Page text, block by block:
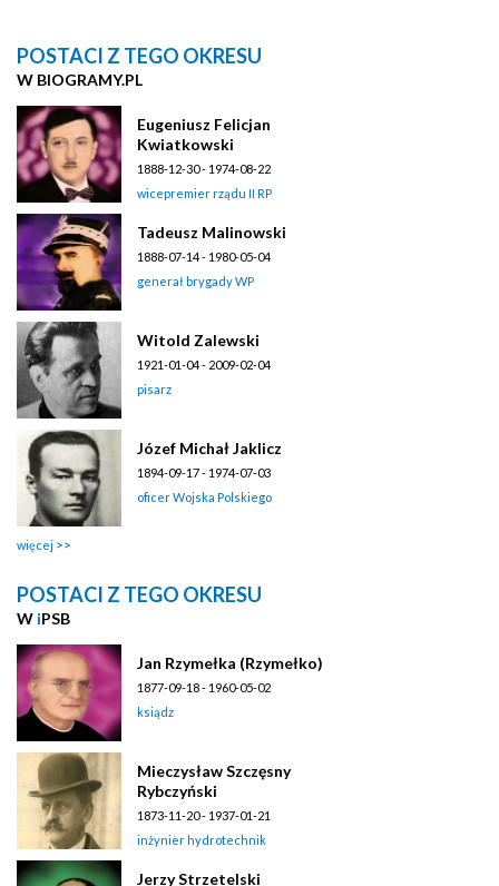
POSTACI Z TEGO OKRESU
W BIOGRAMY.PL
Eugeniusz Felicjan
Kwiatkowski
1888-12-30 - 1974-08-22
wicepremier rządu II RP
Tadeusz Malinowski
1888-07-14 - 1980-05-04
generał brygady WP
Witold Zalewski
1921-01-04 - 2009-02-04
pisarz
Józef Michał Jaklicz
1894-09-17 - 1974-07-03
oficer Wojska Polskiego
więcej
POSTACI Z TEGO OKRESU
W iPSB
Jan Rzymełka (Rzymełko)
1877-09-18 - 1960-05-02
ksiądz
Mieczysław Szczęsny
Rybczyński
1873-11-20 - 1937-01-21
inżynier hydrotechnik
Jerzy Strzetelski